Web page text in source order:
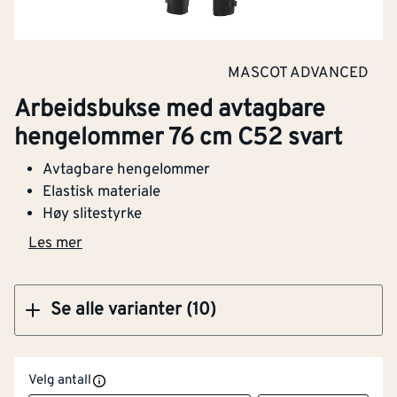
MASCOT ADVANCED
Arbeidsbukse med avtagbare
hengelommer 76 cm C52 svart
Avtagbare hengelommer
Elastisk materiale
Høy slitestyrke
Les mer
Se alle varianter (10)
Arbeidsbukse med avtagbare hengelommer
76 cm C58 svart
Klikk og hent
Velg antall